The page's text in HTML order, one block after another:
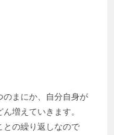
のまにか、自分自身が
増えていきます。
との繰り返しなので